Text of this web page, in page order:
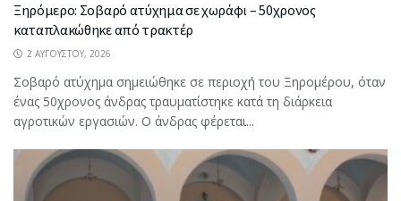
Ξηρόμερο: Σοβαρό ατύχημα σε χωράφι – 50χρονος
καταπλακώθηκε από τρακτέρ
2 ΑΥΓΟΎΣΤΟΥ, 2026
Σοβαρό ατύχημα σημειώθηκε σε περιοχή του Ξηρομέρου, όταν
ένας 50χρονος άνδρας τραυματίστηκε κατά τη διάρκεια
αγροτικών εργασιών. Ο άνδρας φέρεται...